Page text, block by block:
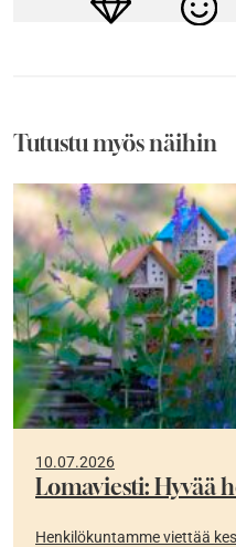
Tutustu myös näihin
10.07.2026
Lomaviesti: Hyvää
Henkilökuntamme viettää